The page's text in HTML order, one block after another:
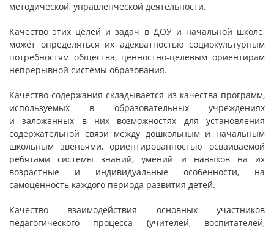
методической, управленческой деятельности.
Качество этих целей и задач в ДОУ и начальной школе,
может определяться их адекватностью социокультурным
потребностям общества, ценностно-целевым ориентирам
непрерывной системы образования.
Качество содержания складывается из качества программ,
используемых в образовательных учреждениях
и заложенных в них возможностях для установления
содержательной связи между дошкольным и начальным
школьным звеньями, ориентированностью осваиваемой
ребятами системы знаний, умений и навыков на их
возрастные и индивидуальные особенности, на
самоценность каждого периода развития детей.
Качество взаимодействия основных участников
педагогического процесса (учителей, воспитателей,